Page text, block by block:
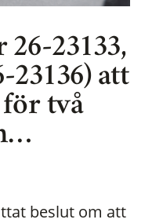
26-23133,
23136) att
två
beslut om att